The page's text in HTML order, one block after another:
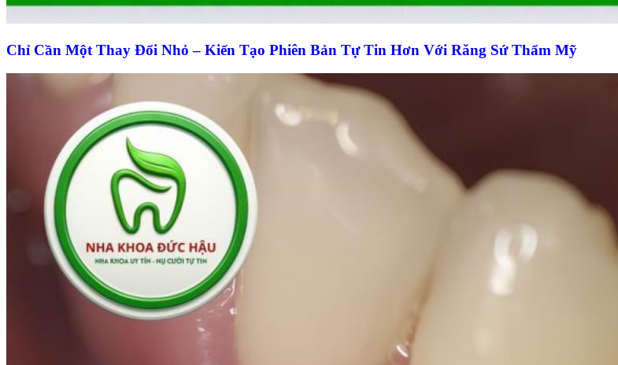
Chỉ Cần Một Thay Đổi Nhỏ – Kiến Tạo Phiên Bản Tự Tin Hơn Với Răng Sứ Thẩm Mỹ